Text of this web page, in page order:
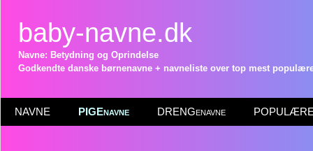
baby-navne.dk
Navne: Betydning og Oprindelse
Godkendte danske børnenavne + navneliste over top mest
NAVNE PIGEnavne DRENGenavne POPULÆRE